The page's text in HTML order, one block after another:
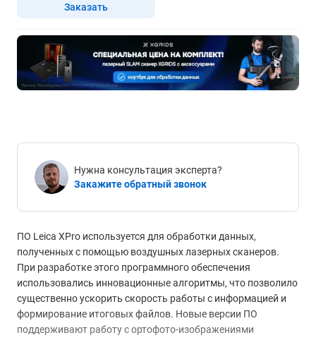
Заказать
Нужна консультация эксперта?
Закажите обратный звонок
ПО Leica XPro используется для обработки данных,
полученных с помощью воздушных лазерных сканеров.
При разработке этого программного обеспечения
использовались инновационные алгоритмы, что позволило
существенно ускорить скорость работы с информацией и
формирование итоговых файлов. Новые версии ПО
поддерживают работу с ортофото-изображениями